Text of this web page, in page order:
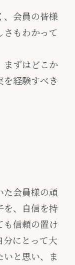
、会員の皆様
もわかって
まずはどこか
経験すべき
た会員様の頑
を、自信を持
も信頼の置け
分にとって大
と思い、ま